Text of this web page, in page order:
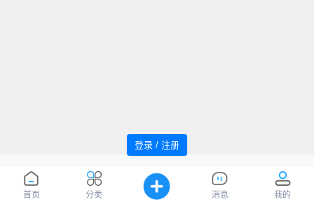
首页 分类 消息 我的
登录 / 注册
追风者论坛 Powered by WindMC
备20220059号
1037054
Processed: , SQL: